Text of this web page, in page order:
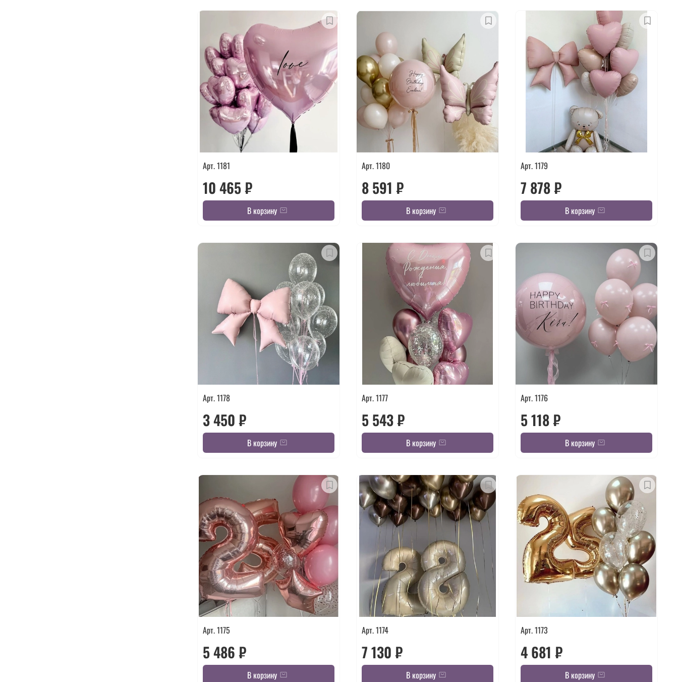
Арт. 1181
10 465 ₽
В корзину
Арт. 1180
8 591 ₽
В корзину
Арт. 1179
7 878 ₽
В корзину
Арт. 1178
3 450 ₽
В корзину
Арт. 1177
5 543 ₽
В корзину
Арт. 1176
5 118 ₽
В корзину
Арт. 1175
5 486 ₽
В корзину
Арт. 1174
7 130 ₽
В корзину
Арт. 1173
4 681 ₽
В корзину